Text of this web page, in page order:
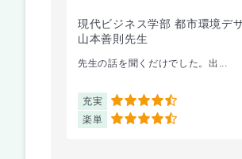
現代ビジネス学部 都市環境デ
山本善則先生
先生の話を聞くだけでした。出...
充実 4.5
楽単 4.5